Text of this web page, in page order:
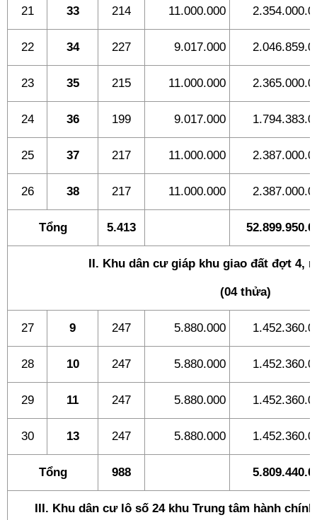
21 33 214 11.000.000
22 34 227 9.017.000
23 35 215 11.000.000
24 36 199 9.017.000
25 37 217 11.000.000
26 38 217 11.000.000
Tổng 5.413
II. Khu dân cư giáp khu giao đất đợt 4,
(04 thửa)
27 9 247 5.880.000
28 10 247 5.880.000
29 11 247 5.880.000
30 13 247 5.880.000
Tổng 988
III. Khu dân cư lô số 24 khu Trung tâm hành